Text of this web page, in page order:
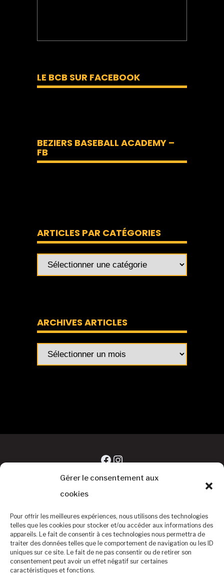
Gérer le consentement aux
cookies
Pour offrir les meilleures expériences, nous utilisons des technologies
telles que les cookies pour stocker et/ou accéder aux informations des
appareils. Le fait de consentir à ces technologies nous permettra de
traiter des données telles que le comportement de navigation ou les ID
uniques sur ce site. Le fait de ne pas consentir ou de retirer son
consentement peut avoir un effet négatif sur certaines
caractéristiques et fonctions.
LE BCB SUR FACEBOOK
BEZIERS BASEBALL ACADEMY –
FB
ARTICLES PAR CATÉGORIES
ARCHIVES ARTICLES
articles
Facebook
Instagram
©Baseball Club Biterrois